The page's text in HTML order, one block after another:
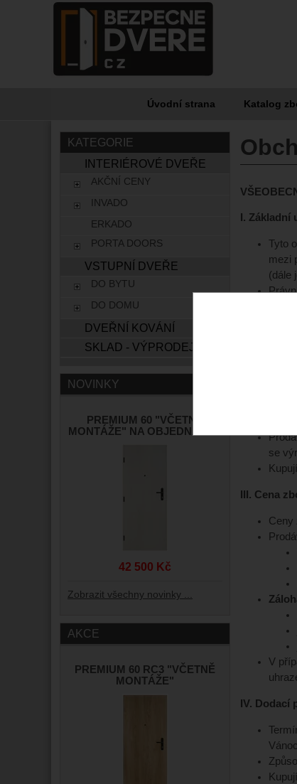
Úvodní strana Katalog
I. Základní
Tyto
mezi
(dále
Je-li
se
III. Cena
Ceny
V
IV. Dodací
KATEGORIE
INTERIÉROVÉ DVEŘE
AKČNÍ CENY
INVADO
ERKADO
PORTA DOORS
VSTUPNÍ DVEŘE
DO BYTU
DO DOMU
DVEŘNÍ KOVÁNÍ
SKLAD - VÝPRODEJ
NOVINKY
PREMIUM 60 "VČETNĚ
MONTÁŽE" NA OBJEDNÁVKU
42 500 Kč
Zobrazit všechny novinky ...
AKCE
PREMIUM 60 RC3 "VČETNĚ
MONTÁŽE"